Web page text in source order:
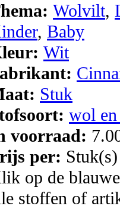
Wolvilt,
, Baby
Wit
Stuk
wol
voorraad:
per: Stuk(s)
op de
stoffen of